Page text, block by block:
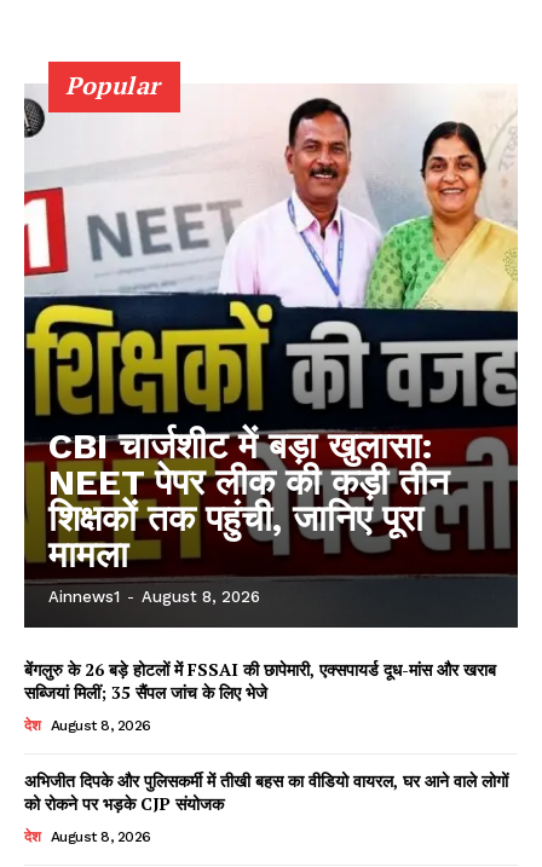
Popular
CBI चार्जशीट में बड़ा खुलासा:
NEET पेपर लीक की कड़ी तीन
शिक्षकों तक पहुंची, जानिए पूरा
मामला
Ainnews1 - August 8, 2026
बेंगलुरु के 26 बड़े होटलों में FSSAI की छापेमारी, एक्सपायर्ड दूध-मांस और खराब
सब्जियां मिलीं; 35 सैंपल जांच के लिए भेजे
देश August 8, 2026
अभिजीत दिपके और पुलिसकर्मी में तीखी बहस का वीडियो वायरल, घर आने वाले लोगों
को रोकने पर भड़के CJP संयोजक
देश August 8, 2026